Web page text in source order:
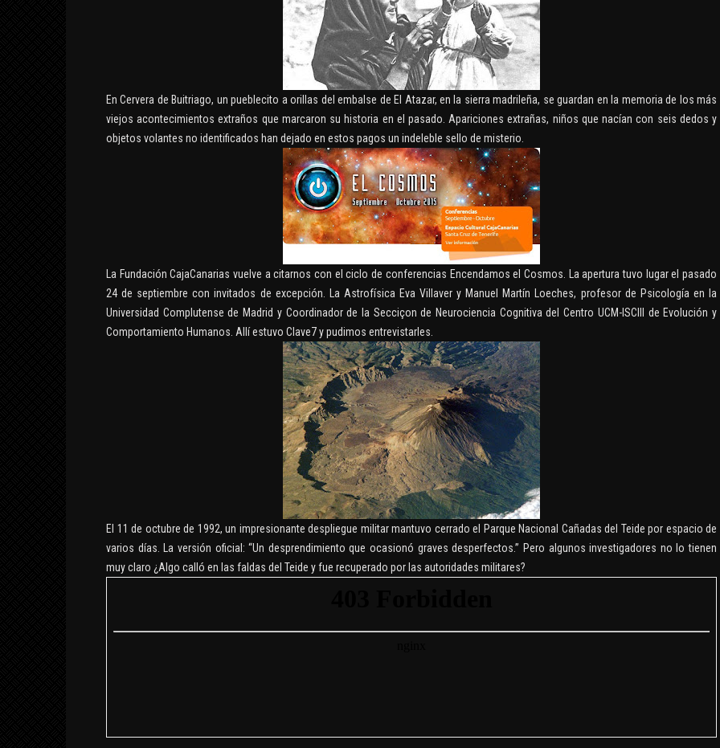
En Cervera de Buitriago, un pueblecito a orillas del embalse de El Atazar, en la sierra madrileña, se guardan en la memoria de los más
viejos acontecimientos extraños que marcaron su historia en el pasado. Apariciones extrañas, niños que nacían con seis dedos y
objetos volantes no identificados han dejado en estos pagos un indeleble sello de misterio.
La Fundación CajaCanarias vuelve a citarnos con el ciclo de conferencias Encendamos el Cosmos. La apertura tuvo lugar el pasado
24 de septiembre con invitados de excepción. La Astrofísica Eva Villaver y Manuel Martín Loeches, profesor de Psicología en la
Universidad Complutense de Madrid y Coordinador de la Secciçon de Neurociencia Cognitiva del Centro UCM-ISCIII de Evolución y
Comportamiento Humanos. Allí estuvo Clave7 y pudimos entrevistarles.
El 11 de octubre de 1992, un impresionante despliegue militar mantuvo cerrado el Parque Nacional Cañadas del Teide por espacio de
varios días. La versión oficial: “Un desprendimiento que ocasionó graves desperfectos.” Pero algunos investigadores no lo tienen
muy claro ¿Algo calló en las faldas del Teide y fue recuperado por las autoridades militares?
BLAVATSKY Y JUNG
MUNDO APÓCRIFO
8 septiembre, 2019
EL AMULETO DE